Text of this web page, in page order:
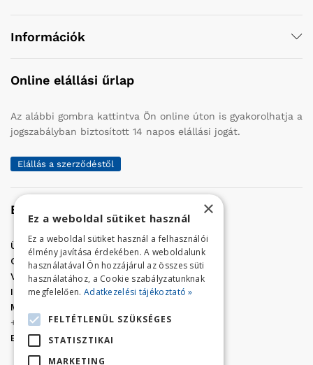
Információk
Online elállási űrlap
Az alábbi gombra kattintva Ön online úton is gyakorolhatja a
jogszabályban biztosított 14 napos elállási jogát.
Elállás a szerződéstől
Elérhetőség
Üzletünk címe:Szolnok, Vércse út 17.
Golf Center Áruház:06 (56) 423-324
VÁR-Kert Áruház: 06 (56) 429-771
Iroda:06 (56) 421-857
Megrendelés, termék információ:
+36 (70) 938-3356
E-mail:
golfaruhaz@gmail.com
×
Ez a weboldal sütiket használ
Ez a weboldal sütiket használ a felhasználói
élmény javítása érdekében. A weboldalunk
használatával Ön hozzájárul az összes süti
használatához, a Cookie szabályzatunknak
megfelelően. Adatkezelési tájékoztató »
FELTÉTLENÜL SZÜKSÉGES
STATISZTIKAI
MARKETING